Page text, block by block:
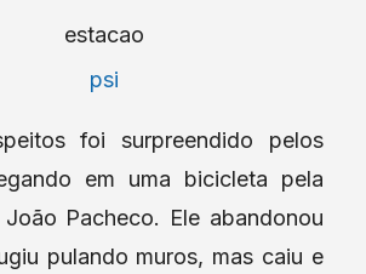
foi surpreendido pelos
em uma bicicleta pela
Pacheco. Ele abandonou
pulando muros, mas caiu e